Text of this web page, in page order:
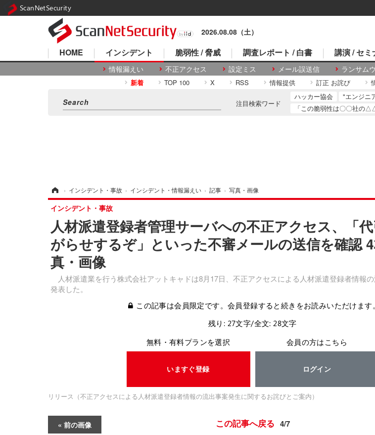
2026.08.08（土）
HOME インシデント
情報漏えい 不正アクセス 設定ミス メール誤送信 ランサム
脆弱性 / 脅威 調査レポート / 白書 講演 / セミ
新着 TOP 100 X RSS 情報提供 訂正 お詫び
注目検索ワード
ハッカー協会 "エンジニ
「この脆弱性は〇〇社の
› インシデント・事故 › インシデント・情報漏えい › 記事 › 写真・画像
人材派遣登録者管理サーバへの不正アクセス、「
がらせするぞ」といった不審メールの送信を確認
真・画像
人材派遣業を行う株式会社アットキャドは8月17日、不正アクセスによる人材派遣登録者情報
発表した。
インシデント・事故
この記事は会員限定です。会員登録すると続きをお読みいただけます。
残り: 27文字/全文: 28文字
無料・有料プランを選択
いますぐ登録
会員の方はこちら
ログイン
リリース（不正アクセスによる人材派遣登録者情報の流出事案発生に関するお詫びとご案内）
前の画像 この記事へ戻る 4/7
ScanNetSecurity